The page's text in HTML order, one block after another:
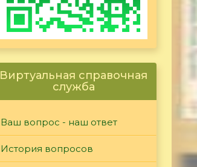
Виртуальная справочная
служба
Ваш вопрос - наш ответ
История вопросов